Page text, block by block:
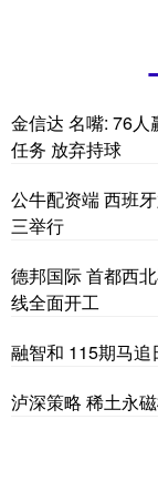
金信达 名嘴: 76
任务 放弃持球
公牛配资端 西班
三举行
德邦国际 首都西
线全面开工
融智和 115期马
泸深策略 稀土永